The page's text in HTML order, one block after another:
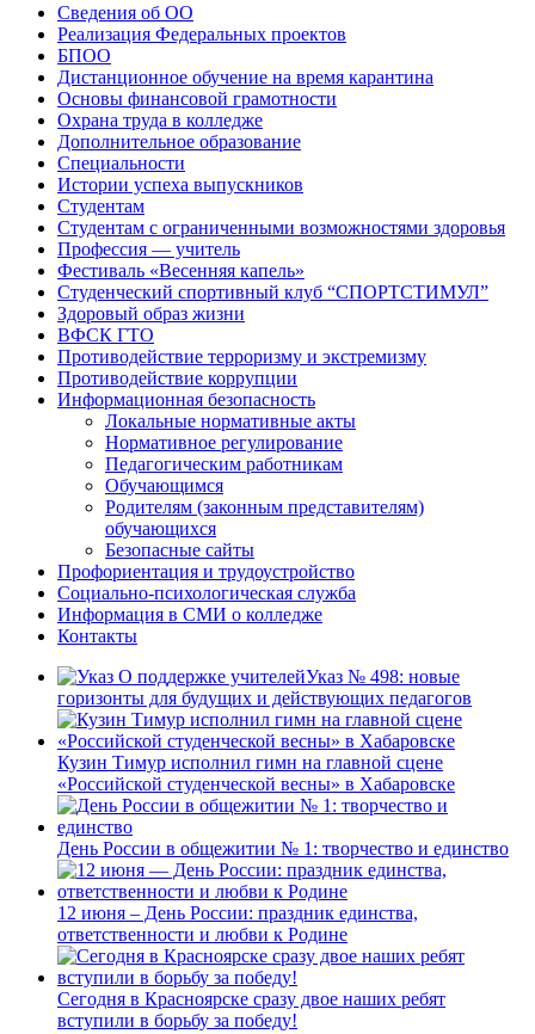
Сведения об ОО
Реализация Федеральных проектов
БПОО
Дистанционное обучение на время карантина
Основы финансовой грамотности
Охрана труда в колледже
Дополнительное образование
Специальности
Истории успеха выпускников
Студентам
Студентам с ограниченными возможностями здоровья
Профессия — учитель
Фестиваль «Весенняя капель»
Студенческий спортивный клуб “СПОРТСТИМУЛ”
Здоровый образ жизни
ВФСК ГТО
Противодействие терроризму и экстремизму
Противодействие коррупции
Информационная безопасность
Локальные нормативные акты
Нормативное регулирование
Педагогическим работникам
Обучающимся
Родителям (законным представителям)
обучающихся
Безопасные сайты
Профориентация и трудоустройство
Социально-психологическая служба
Информация в СМИ о колледже
Контакты
Указ № 498: новые
горизонты для будущих и действующих педагогов
Кузин Тимур исполнил гимн на главной сцене
«Российской студенческой весны» в Хабаровске
День России в общежитии № 1: творчество и единство
12 июня – День России: праздник единства,
ответственности и любви к Родине
Сегодня в Красноярске сразу двое наших ребят
вступили в борьбу за победу!